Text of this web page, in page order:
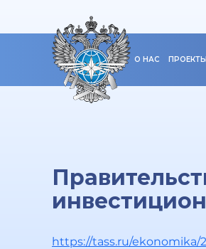
О НАС ПРОЕКТЫ
https://tass.ru/ekonomika/